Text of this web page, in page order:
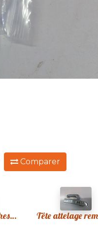
Comparer
Prise socle 7 broches plastique remorque neuve